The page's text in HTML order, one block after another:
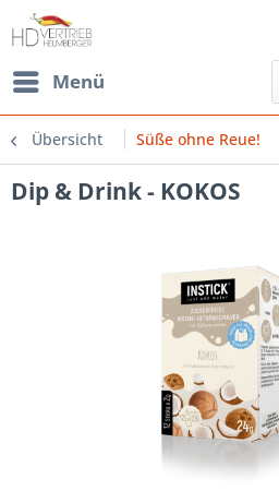
Menü
Übersicht Süße ohne Reue!
Dip & Drink - KOKOS